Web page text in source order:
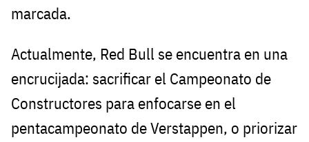
marcada.
Actualmente, Red Bull se encuentra en una
encrucijada: sacrificar el Campeonato de
Constructores para enfocarse en el
pentacampeonato de Verstappen, o priorizar